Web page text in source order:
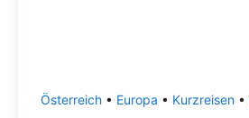
Österreich • Europa • Kurzreisen •